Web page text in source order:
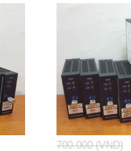
700.000 (VND)